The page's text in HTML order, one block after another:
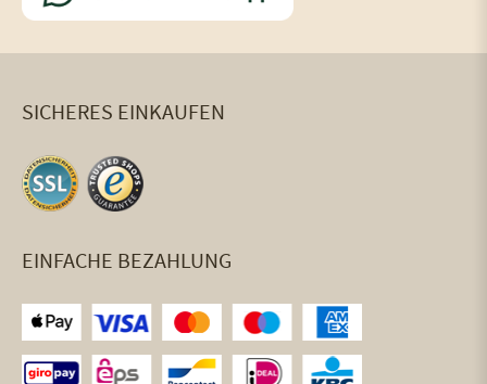
SICHERES EINKAUFEN
EINFACHE BEZAHLUNG